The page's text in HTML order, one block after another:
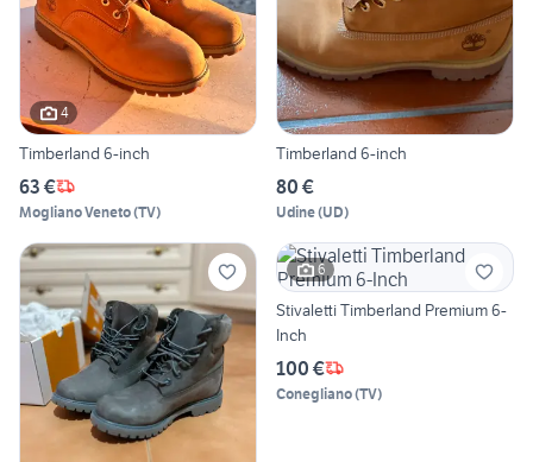
4
Timberland 6-inch
63 €
Mogliano Veneto(TV)
Timberland 6-inch
80 €
Udine(UD)
6
Stivaletti Timberland Premium 6-
Inch
100 €
Conegliano(TV)